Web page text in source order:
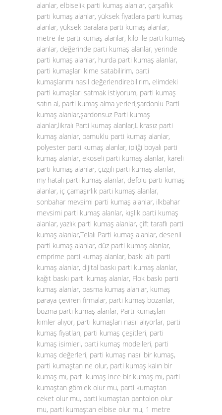
alanlar, elbiselik parti kumaş alanlar, çarşaflık
parti kumaş alanlar, yüksek fiyatlara parti kumaş
alanlar, yüksek paralara parti kumaş alanlar,
metre ile parti kumaş alanlar, kilo ile parti kumaş
alanlar, değerinde parti kumaş alanlar, yerinde
parti kumaş alanlar, hurda parti kumaş alanlar,
parti kumaşları kime satabilirim, parti
kumaşlarımı nasıl değerlendirebilirim, elimdeki
parti kumaşları satmak istiyorum, parti kumaş
satın al, parti kumaş alma yerleri,şardonlu Parti
kumaş alanlar,şardonsuz Parti kumaş
alanlar,likralı Parti kumaş alanlar,Likrasız parti
kumaş alanlar, pamuklu parti kumaş alanlar,
polyester parti kumaş alanlar, ipliği boyalı parti
kumaş alanlar, ekoseli parti kumaş alanlar, kareli
parti kumaş alanlar, çizgili parti kumaş alanlar,
my hatalı parti kumaş alanlar, defolu parti kumaş
alanlar, iç çamaşırlık parti kumaş alanlar,
sonbahar mevsimi parti kumaş alanlar, ilkbahar
mevsimi parti kumaş alanlar, kışlık parti kumaş
alanlar, yazlık parti kumaş alanlar, çift taraflı parti
kumaş alanlar,Telalı Parti kumaş alanlar, desenli
parti kumaş alanlar, düz parti kumaş alanlar,
emprime parti kumaş alanlar, baskı altı parti
kumaş alanlar, dijital baskı parti kumaş alanlar,
kağıt baskı parti kumaş alanlar, Flok baskı parti
kumaş alanlar, basma kumaş alanlar, kumaş
paraya çeviren firmalar, parti kumaş bozanlar,
bozma parti kumaş alanlar, Parti kumaşları
kimler alıyor, parti kumaşları nasıl alıyorlar, parti
kumaş fiyatları, parti kumaş çeşitleri, parti
kumaş isimleri, parti kumaş modelleri, parti
kumaş değerleri, parti kumaş nasıl bir kumaş,
parti kumaştan ne olur, parti kumaş kalın bir
kumaş mı, parti kumaş ince bir kumaş mı, parti
kumaştan gömlek olur mu, parti kumaştan
ceket olur mu, parti kumaştan pantolon olur
mu, parti kumaştan elbise olur mu, 1 metre